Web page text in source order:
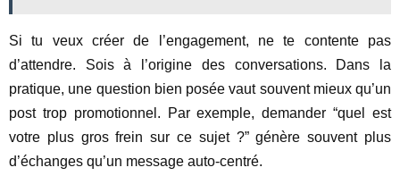
Si tu veux créer de l’engagement, ne te contente pas
d’attendre. Sois à l’origine des conversations. Dans la
pratique, une question bien posée vaut souvent mieux qu’un
post trop promotionnel. Par exemple, demander “quel est
votre plus gros frein sur ce sujet ?” génère souvent plus
d’échanges qu’un message auto-centré.